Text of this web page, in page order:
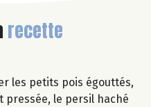
recette
les petits pois égouttés,
pressée, le persil haché